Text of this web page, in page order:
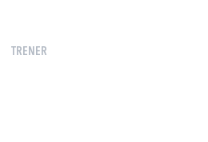
TRENER